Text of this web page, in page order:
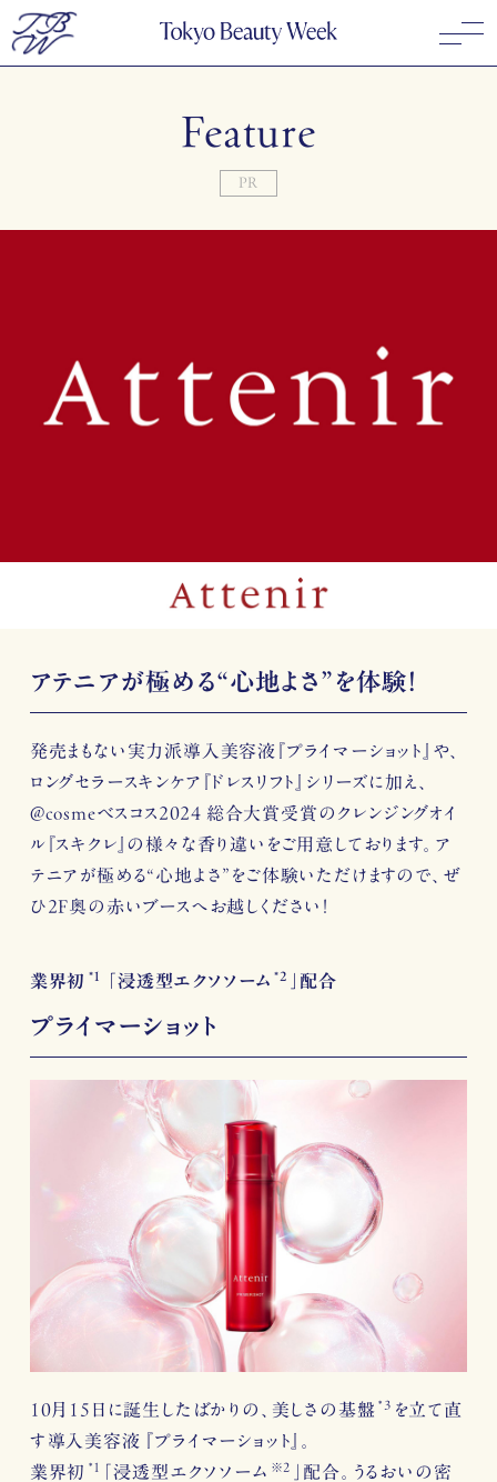
Feature
PR
アテニアが極める“心地よさ”を体験！
発売まもない実力派導入美容液『プライマーショット』や、
ロングセラースキンケア『ドレスリフト』シリーズに加え、
@cosmeベスコス2024 総合大賞受賞のクレンジングオイ
ル『スキクレ』の様々な香り違いをご用意しております。ア
テニアが極める“心地よさ”をご体験いただけますので、ぜ
ひ2F奥の赤いブースへお越しください！
業界初 *1 「浸透型エクソソーム *2 」配合
プライマーショット
10月15日に誕生したばかりの、美しさの基盤 *3 を立て直
す導入美容液 『プライマーショット』。
業界初 *1 「浸透型エクソソーム ※2
」配合。うるおいの密